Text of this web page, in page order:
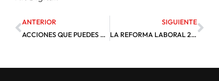
ANTERIOR
ACCIONES QUE PUEDES REALIZAR ANTES DE FINALIZAR EL AÑO PARA REBAJAR TU DECLARACIÓN DE LA RENTA 2021
SIGUIENTE
LA REFORMA LABORAL 2021 ENDURECE LAS SANCIONES POR INFRACCIONES LABORALES